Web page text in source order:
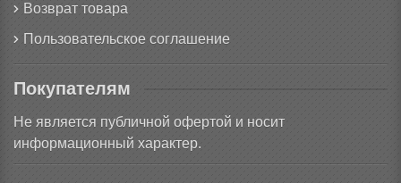
Возврат товара
Пользовательское соглашение
Покупателям
Не является публичной офертой и носит
информационный характер.